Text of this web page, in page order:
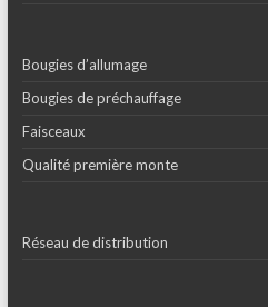
Bougies d’allumage
Bougies de préchauffage
Faisceaux
Qualité première monte
Réseau de distribution